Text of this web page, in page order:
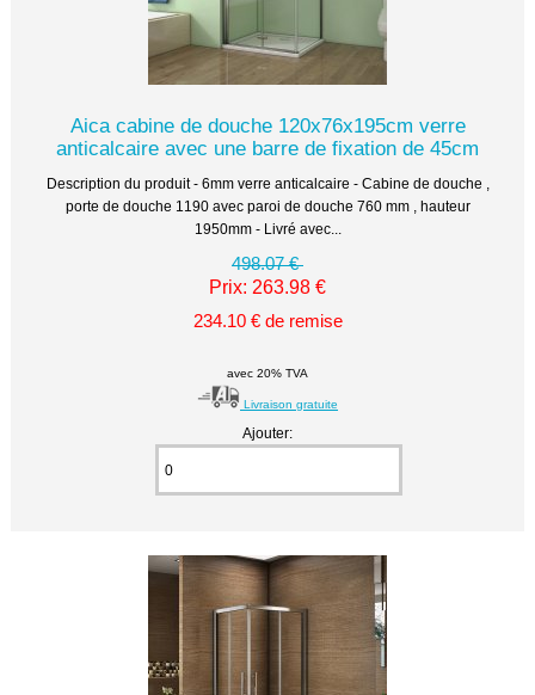
Aica cabine de douche 120x76x195cm verre
anticalcaire avec une barre de fixation de 45cm
Description du produit - 6mm verre anticalcaire - Cabine de douche ,
porte de douche 1190 avec paroi de douche 760 mm , hauteur
1950mm - Livré avec...
498.07 €
Prix: 263.98 €
234.10 € de remise
avec 20% TVA
Livraison gratuite
Ajouter: